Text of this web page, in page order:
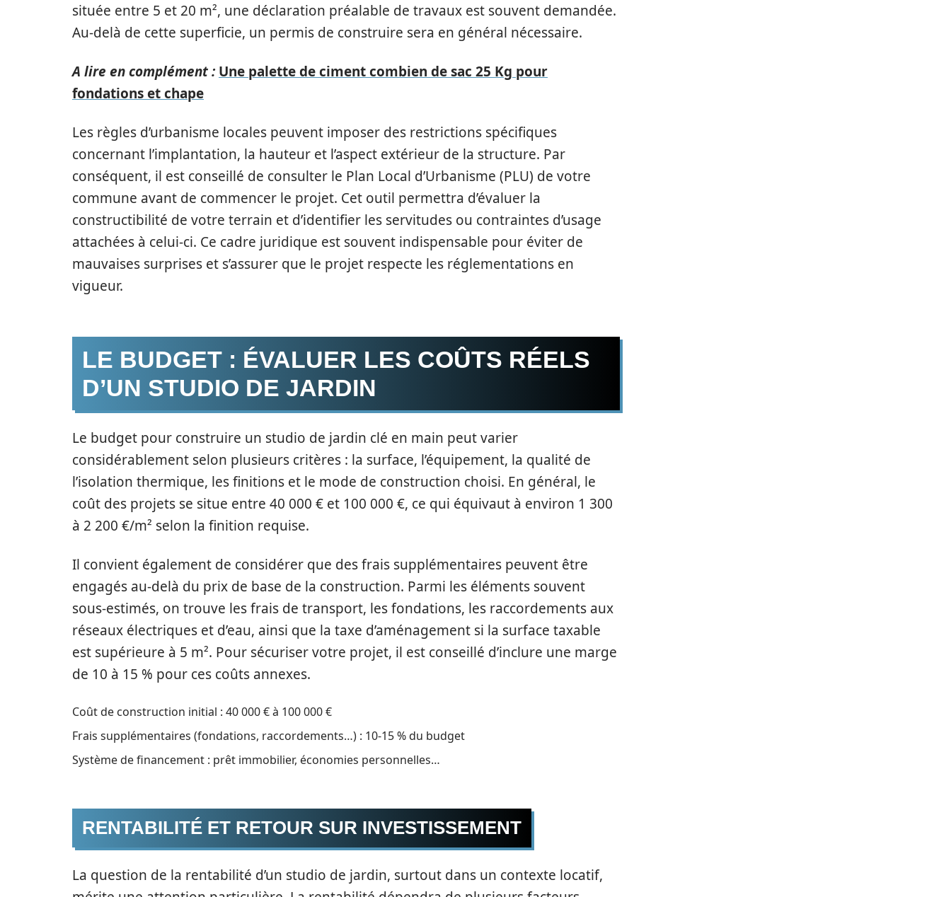
située entre 5 et 20 m², une déclaration préalable de travaux est souvent demandée.
Au-delà de cette superficie, un permis de construire sera en général nécessaire.
A lire en complément : Une palette de ciment combien de sac 25 Kg pour
fondations et chape
Les règles d’urbanisme locales peuvent imposer des restrictions spécifiques
concernant l’implantation, la hauteur et l’aspect extérieur de la structure. Par
conséquent, il est conseillé de consulter le Plan Local d’Urbanisme (PLU) de votre
commune avant de commencer le projet. Cet outil permettra d’évaluer la
constructibilité de votre terrain et d’identifier les servitudes ou contraintes d’usage
attachées à celui-ci. Ce cadre juridique est souvent indispensable pour éviter de
mauvaises surprises et s’assurer que le projet respecte les réglementations en
vigueur.
LE BUDGET : ÉVALUER LES COÛTS RÉELS
D’UN STUDIO DE JARDIN
Le budget pour construire un studio de jardin clé en main peut varier
considérablement selon plusieurs critères : la surface, l’équipement, la qualité de
l’isolation thermique, les finitions et le mode de construction choisi. En général, le
coût des projets se situe entre 40 000 € et 100 000 €, ce qui équivaut à environ 1 300
à 2 200 €/m² selon la finition requise.
Il convient également de considérer que des frais supplémentaires peuvent être
engagés au-delà du prix de base de la construction. Parmi les éléments souvent
sous-estimés, on trouve les frais de transport, les fondations, les raccordements aux
réseaux électriques et d’eau, ainsi que la taxe d’aménagement si la surface taxable
est supérieure à 5 m². Pour sécuriser votre projet, il est conseillé d’inclure une marge
de 10 à 15 % pour ces coûts annexes.
Coût de construction initial : 40 000 € à 100 000 €
Frais supplémentaires (fondations, raccordements…) : 10-15 % du budget
Système de financement : prêt immobilier, économies personnelles…
RENTABILITÉ ET RETOUR SUR INVESTISSEMENT
La question de la rentabilité d’un studio de jardin, surtout dans un contexte locatif,